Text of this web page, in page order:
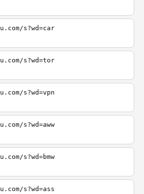
s?wd=car
s?wd=tor
s?wd=vpn
s?wd=aww
s?wd=bmw
s?wd=ass